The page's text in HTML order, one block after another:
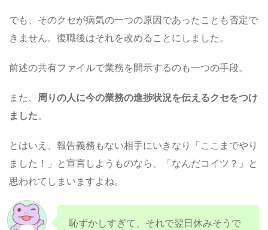
でも、そのクセが病気の一つの原因であったことも否定で
きません。復職後はそれを改めることにしました。
前述の共有ファイルで業務を開示するのも一つの手段。
また、 周りの人に今の業務の進捗状況を伝えるクセをつけ
ました。
とはいえ、報告義務もない相手にいきなり「ここまでやり
ました！」と宣言しようものなら、「なんだコイツ？」と
思われてしまいますよね。
恥ずかしすぎて、それで翌日休みそうで